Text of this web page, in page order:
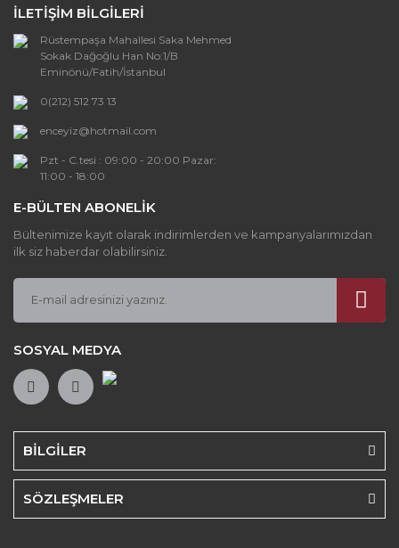
İLETİŞİM BİLGİLERİ
Rüstempaşa Mahallesi Saka Mehmed
Sokak Dağoğlu Han No:1/B
Eminönü/Fatih/İstanbul
0(212) 512 73 13
enceyiz@hotmail.com
Pzt - C.tesi : 09:00 - 20:00 Pazar:
11:00 - 18:00
BİLGİLER
SÖZLEŞMELER
E-BÜLTEN ABONELİK
Bültenimize kayıt olarak indirimlerden ve kampanyalarımızdan
ilk siz haberdar olabilirsiniz.
SOSYAL MEDYA